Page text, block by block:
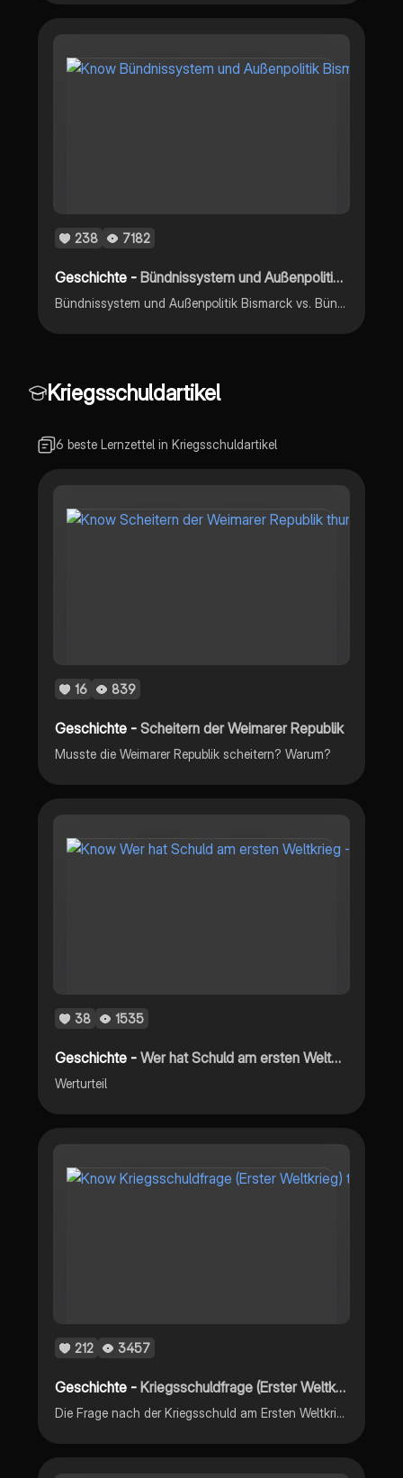
238 7182
Geschichte -Bündnissystem und Außenpolitik Bismarck vs. Bündnissystem und Außenpolitik Wilhelm II
Bündnissystem und Außenpolitik Bismarck vs. Bündnissystem und Außenpolitik Wilhelm II
Kriegsschuldartikel
6 beste Lernzettel in Kriegsschuldartikel
16 839
Geschichte -Scheitern der Weimarer Republik
Musste die Weimarer Republik scheitern? Warum?
38 1535
Geschichte -Wer hat Schuld am ersten Weltkrieg - Kriegsschuldfrage
Werturteil
212 3457
Geschichte -Kriegsschuldfrage (Erster Weltkrieg)
Die Frage nach der Kriegsschuld am Ersten Weltkrieg erklärt (mit Historiker-Urteilen).